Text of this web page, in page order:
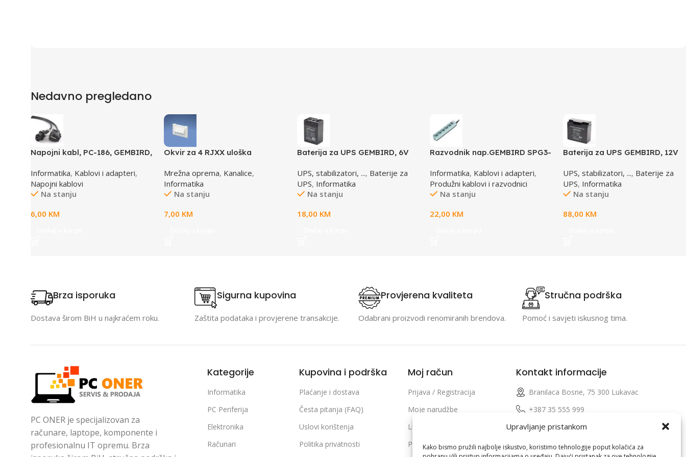
Upravljanje pristankom
Kako bismo pružili najbolje iskustvo, koristimo tehnologije poput kolačića za
Nedavno pregledano
Napojni kabl, PC-186, GEMBIRD,
Informatika, Kablovi i adapteri,
Napojni kablovi
Na stanju
6,00 KM
Okvir za 4 RJXX uloška
Mrežna oprema, Kanalice,
Informatika
Na stanju
7,00 KM
Baterija za UPS GEMBIRD, 6V
UPS, stabilizatori, ..., Baterije za
UPS, Informatika
Na stanju
18,00 KM
Razvodnik nap.GEMBIRD SPG3-
osigurač, prenaponska zaštita
Informatika, Kablovi i adapteri,
Produžni kablovi i razvodnici
Na stanju
22,00 KM
Baterija za UPS GEMBIRD, 12V
UPS, stabilizatori, ..., Baterije za
UPS, Informatika
Na stanju
88,00 KM
Brza isporuka
Dostava širom BiH u najkraćem roku.
Sigurna kupovina
Zaštita podataka i provjerene transakcije.
Provjerena kvaliteta
Odabrani proizvodi renomiranih brendova.
Stručna podrška
Pomoć i savjeti iskusnog tima.
PC ONER je specijalizovan za
računare, laptope, komponente i
profesionalnu IT opremu. Brza
Kategorije
Informatika
PC Periferija
Elektronika
Računari
Kupovina i podrška
Plaćanje i dostava
Česta pitanja (FAQ)
Uslovi korištenja
Politika privatnosti
Moj račun
Prijava / Registracija
Moje narudžbe
Lista želja
Poređenje proizvoda
Kontakt informacije
Branilaca Bosne, 75 300 Lukavac
+387 35 555 999
info@pconer.ba
ID: 4210115760008